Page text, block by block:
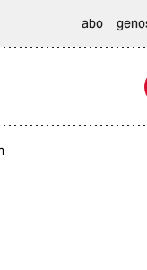
abo